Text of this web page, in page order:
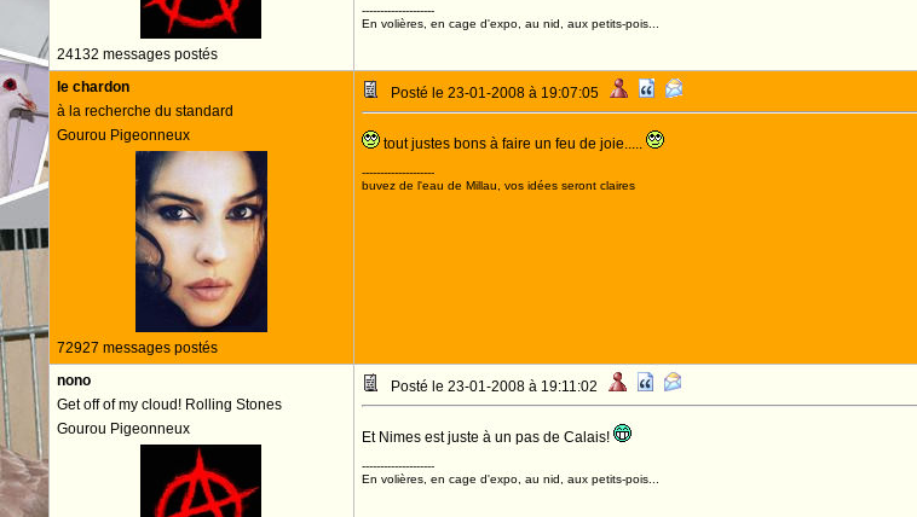
24132 messages postés
--------------------
En volières, en cage d'expo, au nid, aux petits-pois...
le chardon
à la recherche du standard
Gourou Pigeonneux
72927 messages postés
Posté le 23-01-2008 à 19:07:05
tout justes bons à faire un feu de joie.....
--------------------
buvez de l'eau de Millau, vos idées seront claires
nono
Get off of my cloud! Rolling Stones
Gourou Pigeonneux
Posté le 23-01-2008 à 19:11:02
Et Nimes est juste à un pas de Calais!
--------------------
En volières, en cage d'expo, au nid, aux petits-pois...